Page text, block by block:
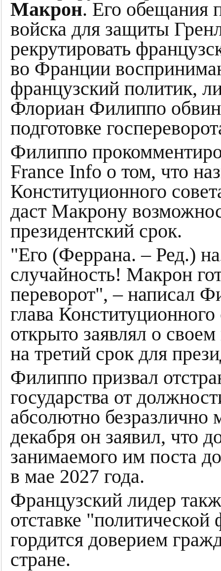
Макрон. Его обещания
войска для защиты
рекрутировать
во Франции
французский политик,
Флориан Филиппо
подготовке
Филиппо
France Info о том, что
Конституционного
даст Макрону
президентский срок.
"Его (Феррана. – Ред.)
случайность! Макрон
переворот", – написал
глава
открыто заявлял о
на третий срок для
Филиппо призвал
государства от
абсолютно
декабря он заявил, что
занимаемого им поста
в мае 2027 года.
Французский лидер
отставке
гордится доверием
стране.